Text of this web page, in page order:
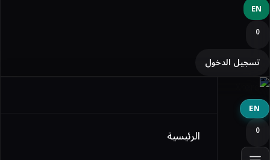
EN
0
تسجيل الدخول
EN
0
الرئيسية